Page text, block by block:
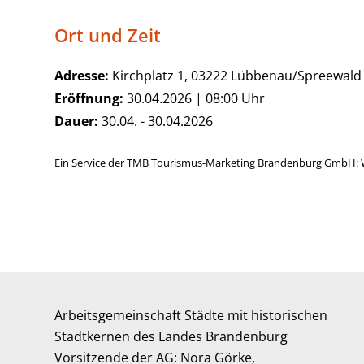
Ort und Zeit
Adresse: Kirchplatz 1, 03222 Lübbenau/Spreewald
Eröffnung: 30.04.2026 | 08:00 Uhr
Dauer: 30.04. - 30.04.2026
Ein Service der TMB Tourismus-Marketing Brandenburg GmbH:
Arbeitsgemeinschaft Städte mit historischen
Stadtkernen des Landes Brandenburg
Vorsitzende der AG: Nora Görke,